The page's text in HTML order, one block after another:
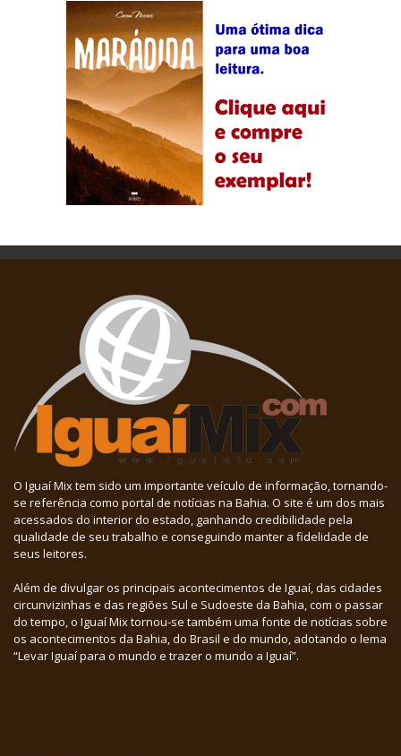
O Iguaí Mix tem sido um importante veículo de informação, tornando-
se referência como portal de notícias na Bahia. O site é um dos mais
acessados do interior do estado, ganhando credibilidade pela
qualidade de seu trabalho e conseguindo manter a fidelidade de
seus leitores.
Além de divulgar os principais acontecimentos de Iguaí, das cidades
circunvizinhas e das regiões Sul e Sudoeste da Bahia, com o passar
do tempo, o Iguaí Mix tornou-se também uma fonte de notícias sobre
os acontecimentos da Bahia, do Brasil e do mundo, adotando o lema
“Levar Iguaí para o mundo e trazer o mundo a Iguaí”.